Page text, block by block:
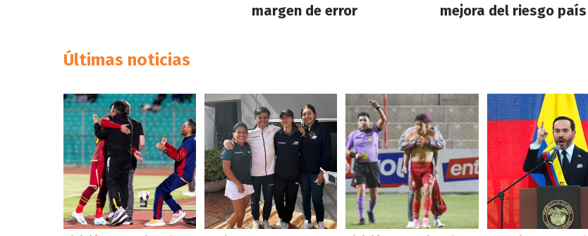
margen de error
mejora del riesgo país
Últimas noticias